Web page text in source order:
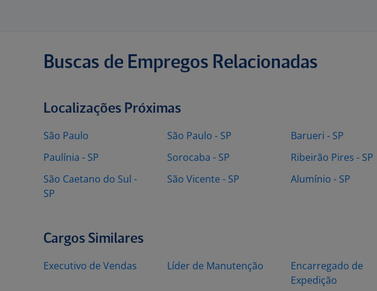
Buscas de Empregos Relacionadas
Localizações Próximas
São Paulo
Paulínia - SP
São Caetano do Sul -
SP
São Paulo - SP
Sorocaba - SP
São Vicente - SP
Barueri - SP
Ribeirão Pires - SP
Alumínio - SP
Cargos Similares
Executivo de Vendas Líder de Manutenção
Encarregado de
Expedição